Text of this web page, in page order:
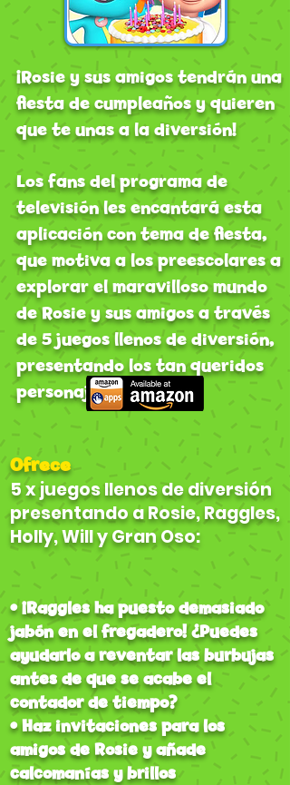
¡Rosie y sus amigos tendrán una
fiesta de cumpleaños y quieren
que te unas a la diversión!
Los fans del programa de
televisión les encantará esta
aplicación con tema de fiesta,
que motiva a los preescolares a
explorar el maravilloso mundo
de Rosie y sus amigos a través
de 5 juegos llenos de diversión,
presentando los tan queridos
personajes y música.
Ofrece
5 x juegos llenos de diversión
presentando a Rosie, Raggles,
Holly, Will y Gran Oso:
• ¡Raggles ha puesto demasiado
jabón en el fregadero! ¿Puedes
ayudarlo a reventar las burbujas
antes de que se acabe el
contador de tiempo?
• Haz invitaciones para los
amigos de Rosie y añade
calcomanías y brillos